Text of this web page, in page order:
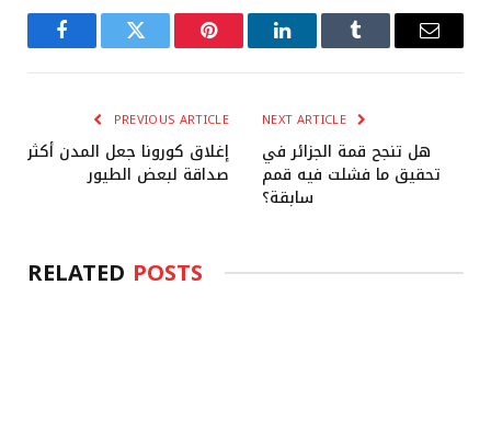
FacebookTwitter Pinterest LinkedInTumblr Email
PREVIOUS ARTICLE
إغلاق كورونا جعل المدن أكثر
صداقة لبعض الطيور
NEXT ARTICLE
هل تنجح قمة الجزائر في
تحقيق ما فشلت فيه قمم
سابقة؟
RELATED POSTS